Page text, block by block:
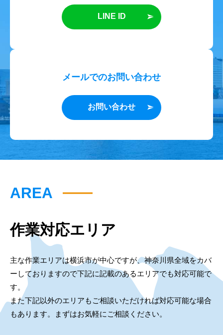
LINE ID
メールでのお問い合わせ
お問い合わせ
AREA
作業対応エリア
主な作業エリアは横浜市が中心ですが、神奈川県全域をカバ
ーしておりますので下記に記載のあるエリアでも対応可能で
す。
また下記以外のエリアもご相談いただければ対応可能な場合
もあります。まずはお気軽にご相談ください。